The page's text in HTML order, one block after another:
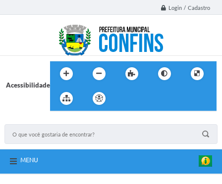
Login / Cadastro
Acessibilidade
MENU